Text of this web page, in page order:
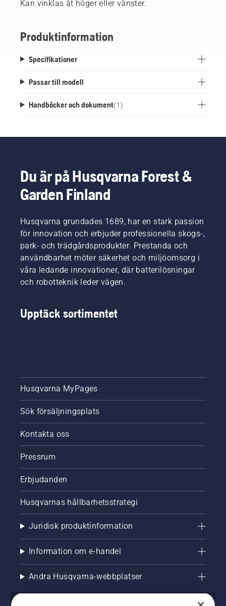
Kan vinklas åt höger eller vänster.
Produktinformation
Specifikationer
Passar till modell
Handböcker och dokument(1 )
Du är på Husqvarna Forest &
Garden Finland
Husqvarna grundades 1689, har en stark passion
för innovation och erbjuder professionella skogs-,
park- och trädgårdsprodukter. Prestanda och
användbarhet möter säkerhet och miljöomsorg i
våra ledande innovationer, där batterilösningar
och robotteknik leder vägen.
Upptäck sortimentet
Husqvarna MyPages
Sök försäljningsplats
Kontakta oss
Pressrum
Erbjudanden
Husqvarnas hållbarhetsstrategi
Juridisk produktinformation
Information om e-handel
Andra Husqvarna-webbplatser